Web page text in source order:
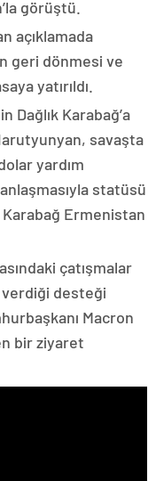
görüştü.
açıklamada
geri dönmesi ve
yatırıldı.
Dağlık Karabağ’a
savaşta
yardım
statüsü
Ermenistan
çatışmalar
verdiği desteği
Macron
bir ziyaret